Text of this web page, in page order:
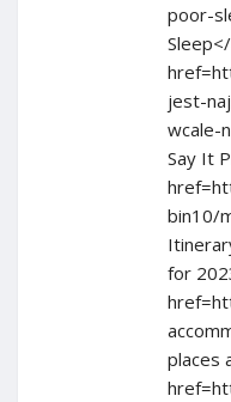
poor-
jest-
wcale-
Say It
bin10/
for
places